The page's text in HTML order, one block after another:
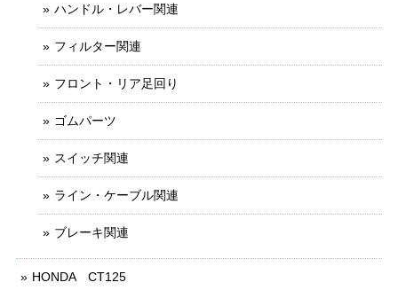
ハンドル・レバー関連
フィルター関連
フロント・リア足回り
ゴムパーツ
スイッチ関連
ライン・ケーブル関連
ブレーキ関連
HONDA CT125